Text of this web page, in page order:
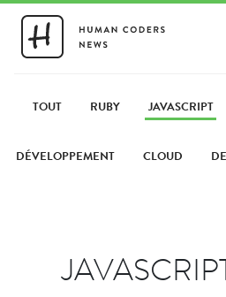
PARTAGER
TOUT RUBY JAVASCRIPT
DÉVELOPPEMENT CLOUD